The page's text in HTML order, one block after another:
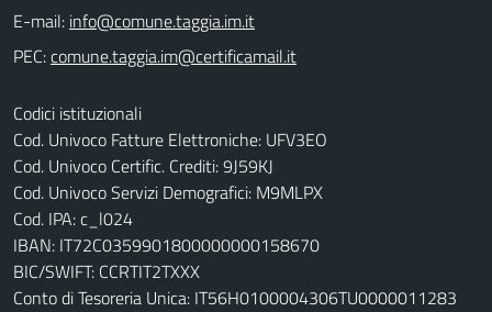
E-mail:
PEC:
Codici istituzionali
Cod. Univoco Fatture Elettroniche: UFV3EO
Cod. Univoco Certific. Crediti: 9J59KJ
Cod. Univoco Servizi Demografici: M9MLPX
Cod. IPA: c_l024
IBAN: IT72C0359901800000000158670
BIC/SWIFT: CCRTIT2TXXX
Conto di Tesoreria Unica: IT56H0100004306TU0000011283